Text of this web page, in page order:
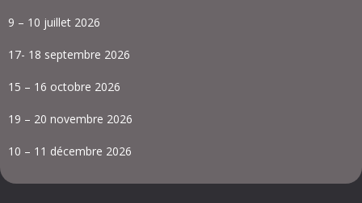
9 – 10 juillet 2026
17- 18 septembre 2026
15 – 16 octobre 2026
19 – 20 novembre 2026
10 – 11 décembre 2026